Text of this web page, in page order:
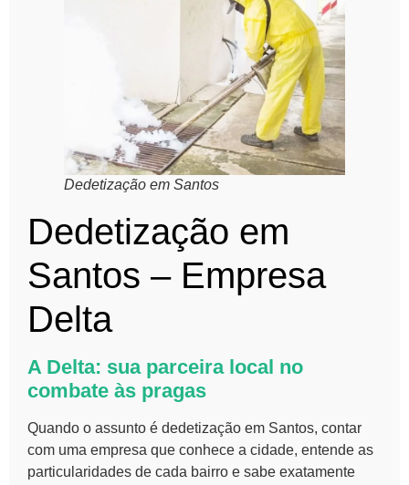
Dedetização em Santos
Dedetização em
Santos – Empresa
Delta
A Delta: sua parceira local no
combate às pragas
Quando o assunto é dedetização em Santos, contar
com uma empresa que conhece a cidade, entende as
particularidades de cada bairro e sabe exatamente